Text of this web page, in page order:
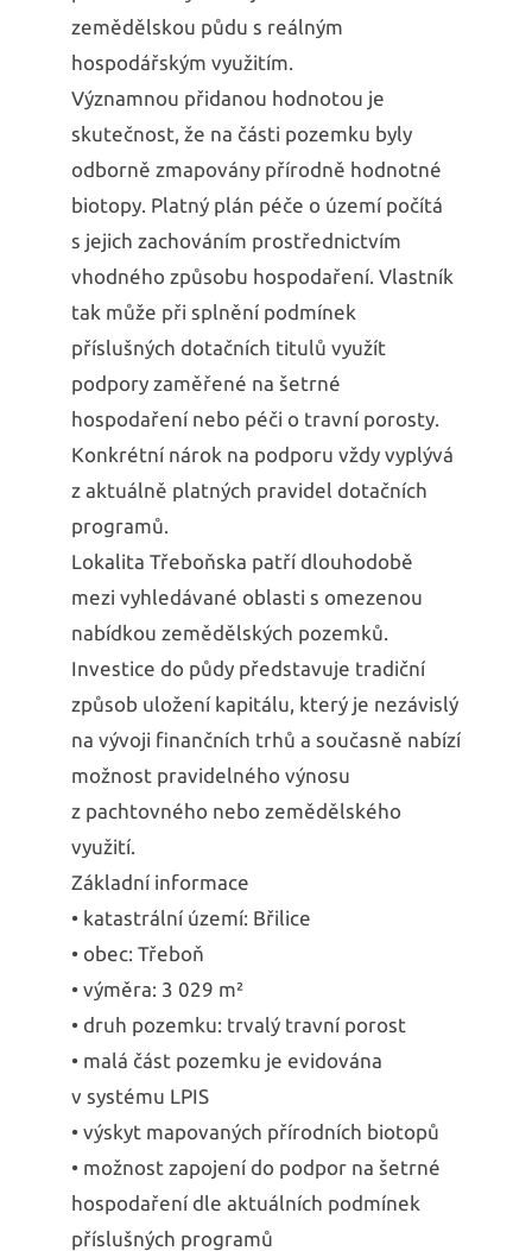
zemědělskou půdu s reálným
hospodářským využitím.
Významnou přidanou hodnotou je
skutečnost, že na části pozemku byly
odborně zmapovány přírodně hodnotné
biotopy. Platný plán péče o území počítá
s jejich zachováním prostřednictvím
vhodného způsobu hospodaření. Vlastník
tak může při splnění podmínek
příslušných dotačních titulů využít
podpory zaměřené na šetrné
hospodaření nebo péči o travní porosty.
Konkrétní nárok na podporu vždy vyplývá
z aktuálně platných pravidel dotačních
programů.
Lokalita Třeboňska patří dlouhodobě
mezi vyhledávané oblasti s omezenou
nabídkou zemědělských pozemků.
Investice do půdy představuje tradiční
způsob uložení kapitálu, který je nezávislý
na vývoji finančních trhů a současně nabízí
možnost pravidelného výnosu
z pachtovného nebo zemědělského
využití.
Základní informace
• katastrální území: Břilice
• obec: Třeboň
• výměra: 3 029 m²
• druh pozemku: trvalý travní porost
• malá část pozemku je evidována
v systému LPIS
• výskyt mapovaných přírodních biotopů
• možnost zapojení do podpor na šetrné
hospodaření dle aktuálních podmínek
příslušných programů